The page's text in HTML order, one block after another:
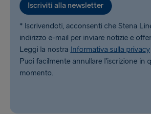
Iscriviti alla newsletter
* Iscrivendoti, acconsenti che Stena
indirizzo e-mail per inviare notizie e
Leggi la nostra Informativa sulla privacy
Puoi facilmente annullare l’iscrizione in
momento.